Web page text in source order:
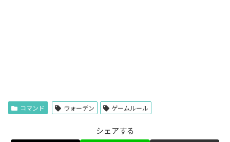
コマンド ウォーデン ゲームルール
シェアする